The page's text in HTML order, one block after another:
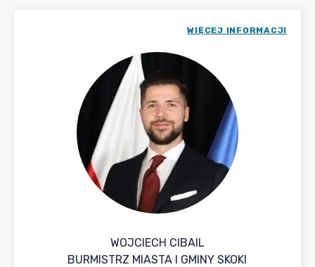
WOJCIECH CIBAIL
WIĘCEJ INFORMACJI
BURMISTRZ MIASTA I GMINY SKOKI